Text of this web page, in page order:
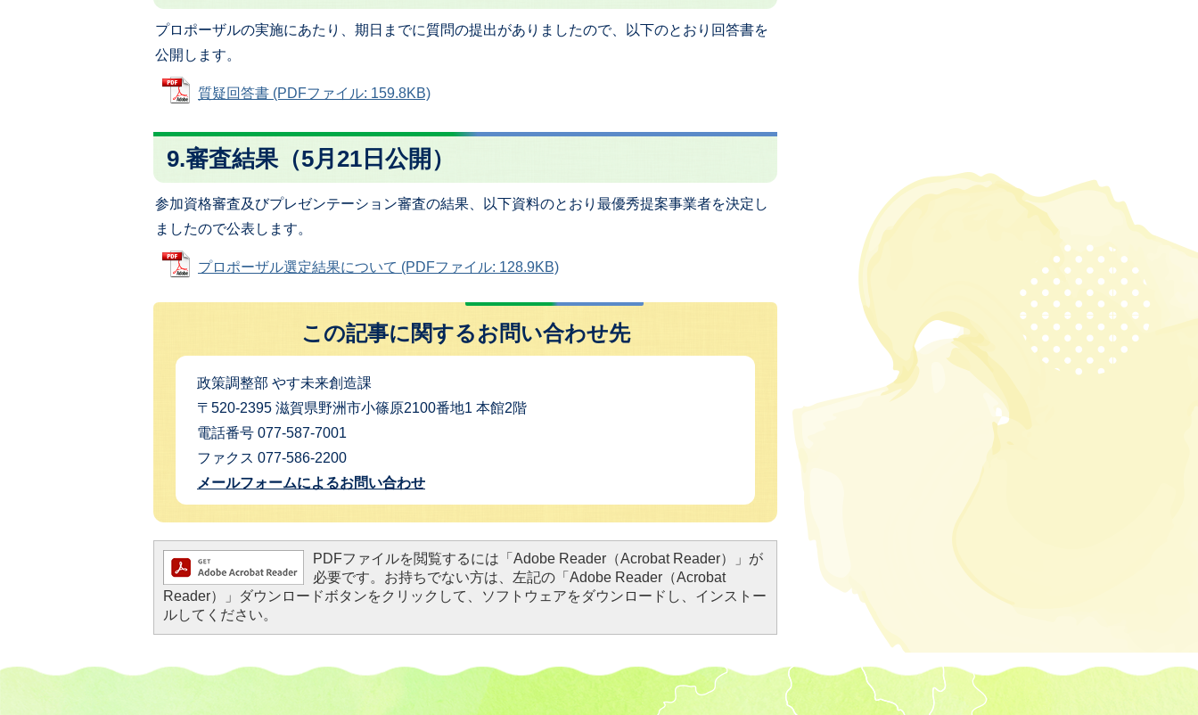
プロポーザルの実施にあたり、期日までに質問の提出がありましたので、以下のとおり回答書を
公開します。
質疑回答書 (PDFファイル: 159.8KB)
9.審査結果（5月21日公開）
参加資格審査及びプレゼンテーション審査の結果、以下資料のとおり最優秀提案事業者を決定し
ましたので公表します。
プロポーザル選定結果について (PDFファイル: 128.9KB)
この記事に関するお問い合わせ先
政策調整部 やす未来創造課
〒520-2395 滋賀県野洲市小篠原2100番地1 本館2階
電話番号 077-587-7001
ファクス 077-586-2200
メールフォームによるお問い合わせ
PDFファイルを閲覧するには「Adobe Reader（Acrobat Reader）」が
必要です。お持ちでない方は、左記の「Adobe Reader（Acrobat
Reader）」ダウンロードボタンをクリックして、ソフトウェアをダウンロードし、インストー
ルしてください。